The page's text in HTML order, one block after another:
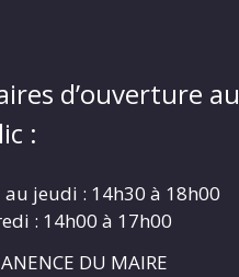
d’ouverture au
:
jeudi : 14h30 à 18h00
: 14h00 à 17h00
DU MAIRE